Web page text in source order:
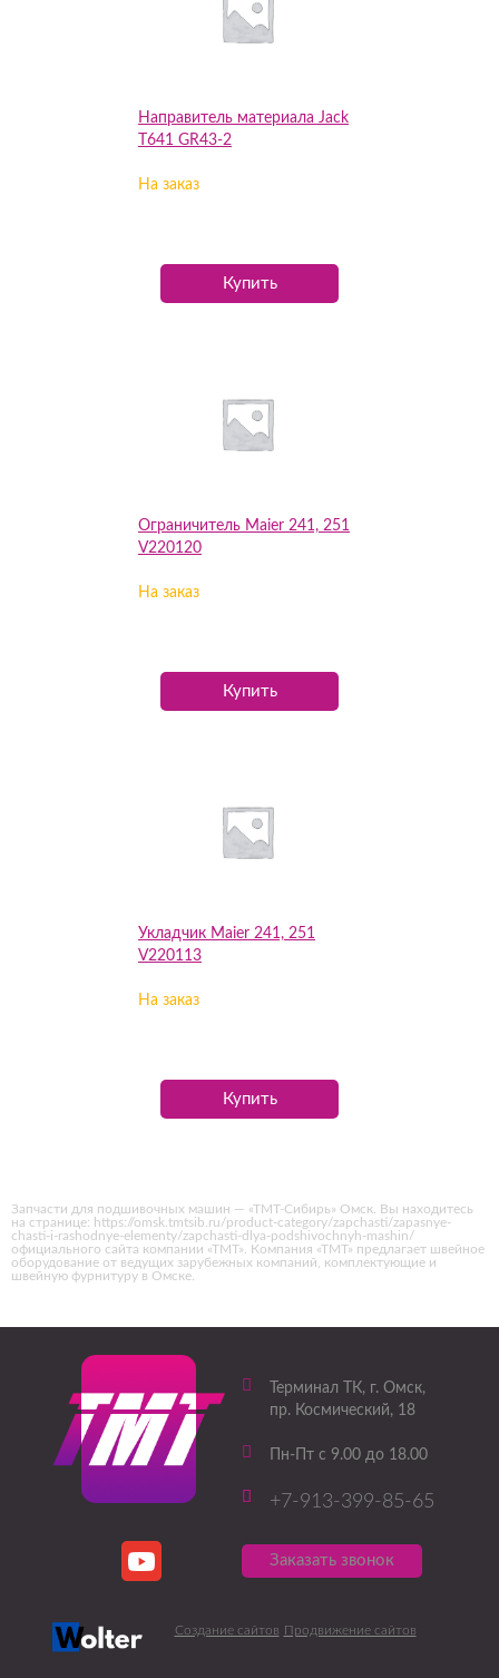
Направитель материала Jack
T641 GR43-2
На заказ
Купить
Ограничитель Maier 241, 251
V220120
На заказ
Купить
Укладчик Maier 241, 251
V220113
На заказ
Купить
Запчасти для подшивочных машин — «ТМТ-Сибирь» Омск. Вы находитесь
на странице: https://omsk.tmtsib.ru/product-category/zapchasti/zapasnye-
chasti-i-rashodnye-elementy/zapchasti-dlya-podshivochnyh-mashin/
официального сайта компании «ТМТ». Компания «ТМТ» предлагает швейное
оборудование от ведущих зарубежных компаний, комплектующие и
швейную фурнитуру в Омске.
Терминал ТК, г. Омск,
пр. Космический, 18
Пн-Пт с 9.00 до 18.00
+7-913-399-85-65
Заказать звонок
Создание сайтов Продвижение сайтов